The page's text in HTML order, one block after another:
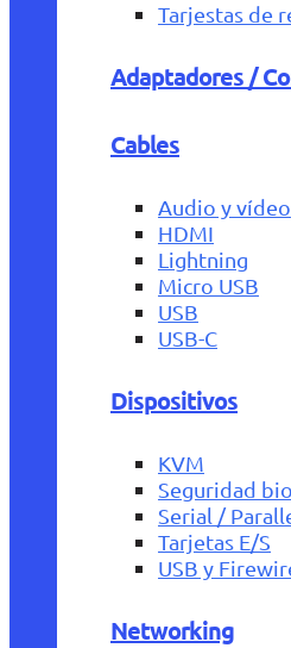
Tarjestas de
Adaptadores /
Cables
Audio y vídeo
HDMI
Lightning
Micro USB
USB
USB-C
Dispositivos
KVM
Seguridad
Serial /
Tarjetas E/S
USB y
Networking